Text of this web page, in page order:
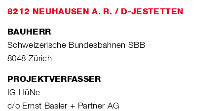
8212 NEUHAUSEN A. R. / D-JESTETTEN
BAUHERR
Schweizerische Bundesbahnen SBB
8048 Zürich
PROJEKTVERFASSER
IG HüNe
c/o Ernst Basler + Partner AG